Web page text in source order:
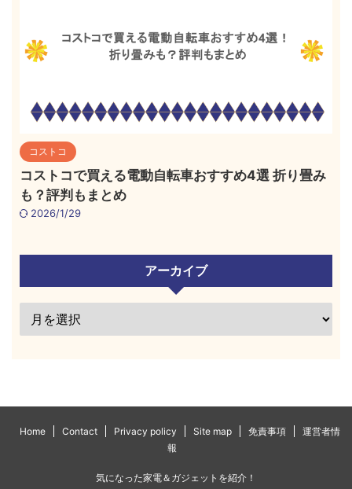
コストコ
コストコで買える電動自転車おすすめ4選 折り畳み
も？評判もまとめ
2026/1/29
アーカイブ
Home Contact Privacy policy Site map 免責事項
運営者情
報
気になった家電＆ガジェットを紹介！